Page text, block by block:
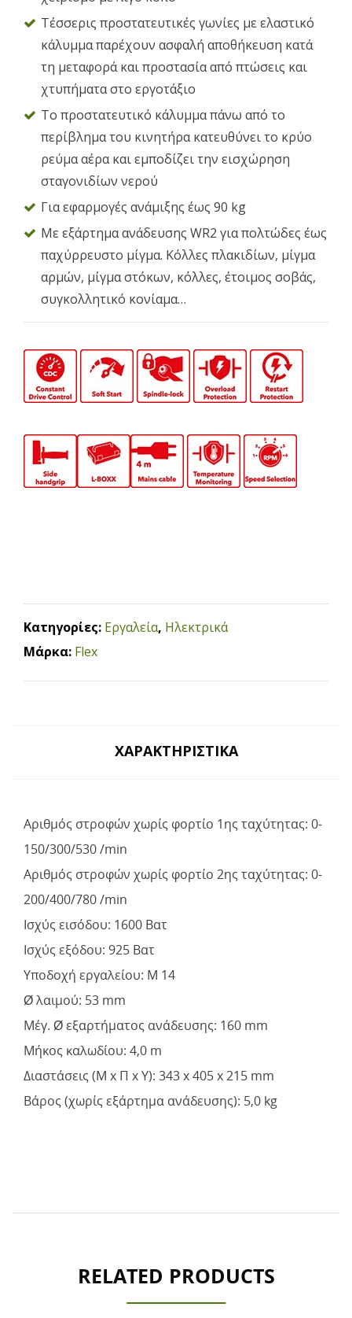
Τέσσερις προστατευτικές γωνίες με ελαστικό
κάλυμμα παρέχουν ασφαλή αποθήκευση κατά
τη μεταφορά και προστασία από πτώσεις και
χτυπήματα στο εργοτάξιο
Το προστατευτικό κάλυμμα πάνω από το
περίβλημα του κινητήρα κατευθύνει το κρύο
ρεύμα αέρα και εμποδίζει την εισχώρηση
σταγονιδίων νερού
Για εφαρμογές ανάμιξης έως 90 kg
Με εξάρτημα ανάδευσης WR2 για πολτώδες έως
παχύρρευστο μίγμα. Κόλλες πλακιδίων, μίγμα
αρμών, μίγμα στόκων, κόλλες, έτοιμος σοβάς,
συγκολλητικό κονίαμα…
Κατηγορίες: Εργαλεία, Ηλεκτρικά
Μάρκα: Flex
ΧΑΡΑΚΤΗΡΙΣΤΙΚΆ
Αριθμός στροφών χωρίς φορτίο 1ης ταχύτητας: 0-
150/300/530 /min
Αριθμός στροφών χωρίς φορτίο 2ης ταχύτητας: 0-
200/400/780 /min
Ισχύς εισόδου: 1600 Βατ
Ισχύς εξόδου: 925 Βατ
Υποδοχή εργαλείου: M 14
Ø λαιμού: 53 mm
Μέγ. Ø εξαρτήματος ανάδευσης: 160 mm
Μήκος καλωδίου: 4,0 m
Διαστάσεις (Μ x Π x Υ): 343 x 405 x 215 mm
Βάρος (χωρίς εξάρτημα ανάδευσης): 5,0 kg
RELATED PRODUCTS